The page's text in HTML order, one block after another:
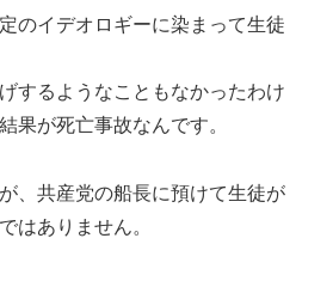
のイデオロギーに染まって生徒
するようなこともなかったわけ
果が死亡事故なんです。
、共産党の船長に預けて生徒が
はありません。